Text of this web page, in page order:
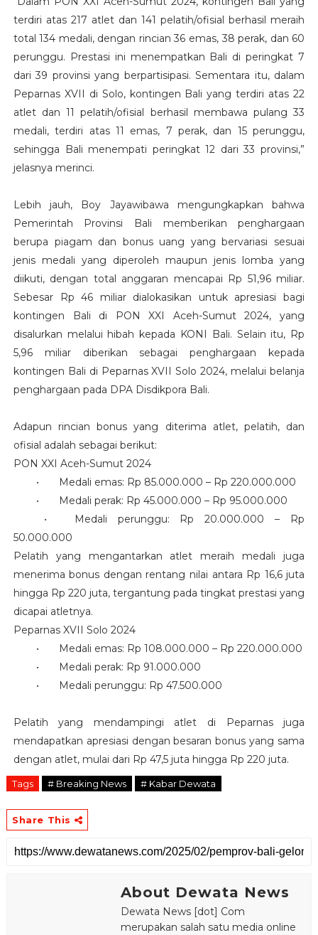
terdiri atas 217 atlet dan 141 pelatih/ofisial berhasil meraih
total 134 medali, dengan rincian 36 emas, 38 perak, dan 60
perunggu. Prestasi ini menempatkan Bali di peringkat 7
dari 39 provinsi yang berpartisipasi. Sementara itu, dalam
Peparnas XVII di Solo, kontingen Bali yang terdiri atas 22
atlet dan 11 pelatih/ofisial berhasil membawa pulang 33
medali, terdiri atas 11 emas, 7 perak, dan 15 perunggu,
sehingga Bali menempati peringkat 12 dari 33 provinsi,”
jelasnya merinci.
Lebih jauh, Boy Jayawibawa mengungkapkan bahwa
Pemerintah Provinsi Bali memberikan penghargaan
berupa piagam dan bonus uang yang bervariasi sesuai
jenis medali yang diperoleh maupun jenis lomba yang
diikuti, dengan total anggaran mencapai Rp 51,96 miliar.
Sebesar Rp 46 miliar dialokasikan untuk apresiasi bagi
kontingen Bali di PON XXI Aceh-Sumut 2024, yang
disalurkan melalui hibah kepada KONI Bali. Selain itu, Rp
5,96 miliar diberikan sebagai penghargaan kepada
kontingen Bali di Peparnas XVII Solo 2024, melalui belanja
penghargaan pada DPA Disdikpora Bali.
Adapun rincian bonus yang diterima atlet, pelatih, dan
ofisial adalah sebagai berikut:
PON XXI Aceh-Sumut 2024
•
Medali emas: Rp 85.000.000 – Rp 220.000.000
•
Medali perak: Rp 45.000.000 – Rp 95.000.000
•
Medali perunggu: Rp 20.000.000 – Rp
50.000.000
Pelatih yang mengantarkan atlet meraih medali juga
menerima bonus dengan rentang nilai antara Rp 16,6 juta
hingga Rp 220 juta, tergantung pada tingkat prestasi yang
dicapai atletnya.
Peparnas XVII Solo 2024
•
Medali emas: Rp 108.000.000 – Rp 220.000.000
•
Medali perak: Rp 91.000.000
•
Medali perunggu: Rp 47.500.000
Pelatih yang mendampingi atlet di Peparnas juga
mendapatkan apresiasi dengan besaran bonus yang sama
dengan atlet, mulai dari Rp 47,5 juta hingga Rp 220 juta.
Tags # Breaking News # Kabar Dewata
Share This
About Dewata News
Dewata News [dot] Com
merupakan salah satu media online